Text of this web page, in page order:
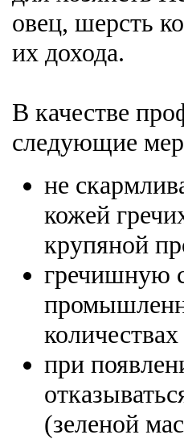
овец, шерсть
их дохода.
В качестве
следующие
не
кожей
крупяной
гречишную
при
(зеленой